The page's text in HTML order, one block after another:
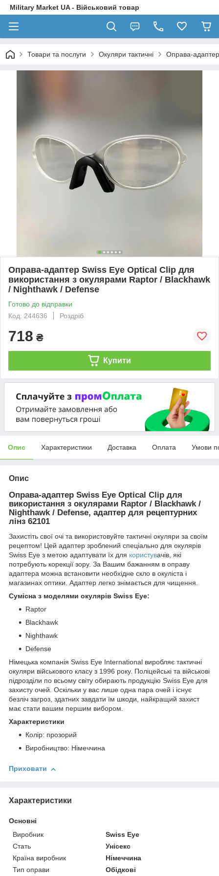
Military Market UA - Військовий товар
Товари та послуги Окуляри тактичні Оправа-
Оправа-адаптер Swiss Eye Optical Clip для
використання з окулярами Raptor / Blackhawk
/ Nighthawk / Defense
Готово до відправки
Код: 244636
Роздріб
718 ₴
Купити
Опис Характеристики Доставка Оплата Умови
Опис
Оправа-адаптер Swiss Eye Optical Clip для
використання з окулярами Raptor / Blackhawk /
Nighthawk / Defense, адаптер для рецептурних
лінз 62101
Захистіть свої очі та використовуйте тактичні окуляри за своїм
рецептом! Цей адаптер зроблений спеціально для окулярів
Swiss Eye з метою адаптувати їх для користувачів, які
потребують корекції зору. За Вашим бажанням в оправу
адаптера можна встановити необхідне скло в окуліста і
магазинах оптики. Адаптер легко знімається для чищення.
Сумісна з моделями окулярів Swiss Eye:
Raptor
Blackhawk
Nighthawk
Defense
Німецька компанія Swiss Eye International виробляє тактичні
окуляри військового класу з 1996 року. Поліцейські та військові
підрозділи по всьому світу обирають продукцію Swiss Eye для
захисту очей. Оскільки у вас лише одна пара очей і існує
безліч загроз, здатних завдати їм шкоди, найкращий захист
має стати вашим першим вибором.
Характеристики
Колір: прозорий
Виробництво: Німеччина
Приховати
Характеристики
Основні
Виробник
Swiss Eye
Стать
Унісекс
Країна виробник
Німеччина
Тип оправи
Обідкові